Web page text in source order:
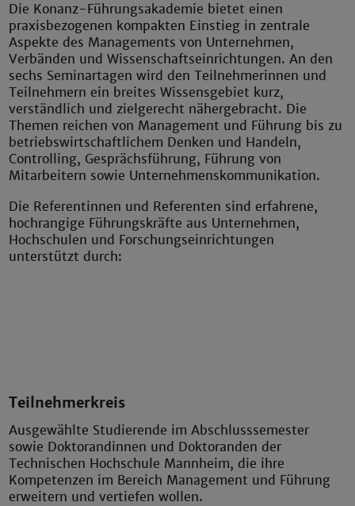
Die Konanz-Führungsakademie bietet einen
praxisbezogenen kompakten Einstieg in zentrale
Aspekte des Managements von Unternehmen,
Verbänden und Wissenschaftseinrichtungen. An den
sechs Seminartagen wird den Teilnehmerinnen und
Teilnehmern ein breites Wissensgebiet kurz,
verständlich und zielgerecht nähergebracht. Die
Themen reichen von Management und Führung bis zu
betriebswirtschaftlichem Denken und Handeln,
Controlling, Gesprächsführung, Führung von
Mitarbeitern sowie Unternehmenskommunikation.
Die Referentinnen und Referenten sind erfahrene,
hochrangige Führungskräfte aus Unternehmen,
Hochschulen und Forschungseinrichtungen
unterstützt durch:
Teilnehmerkreis
Ausgewählte Studierende im Abschlusssemester
sowie Doktorandinnen und Doktoranden der
Technischen Hochschule Mannheim, die ihre
Kompetenzen im Bereich Management und Führung
erweitern und vertiefen wollen.